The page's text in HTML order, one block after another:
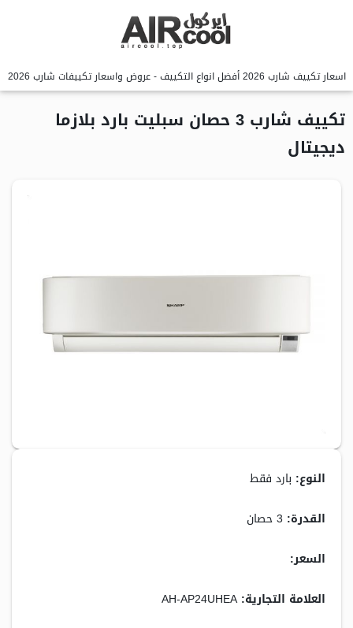
اسعار تكييف شارب 2026 أفضل انواع التكييف - عروض واسعار تكييفات شارب 2026
تكييف شارب 3 حصان سبليت بارد بلازما
ديجيتال
النوع: بارد فقط
القدرة: 3 حصان
السعر:
العلامة التجارية:AH-AP24UHEA